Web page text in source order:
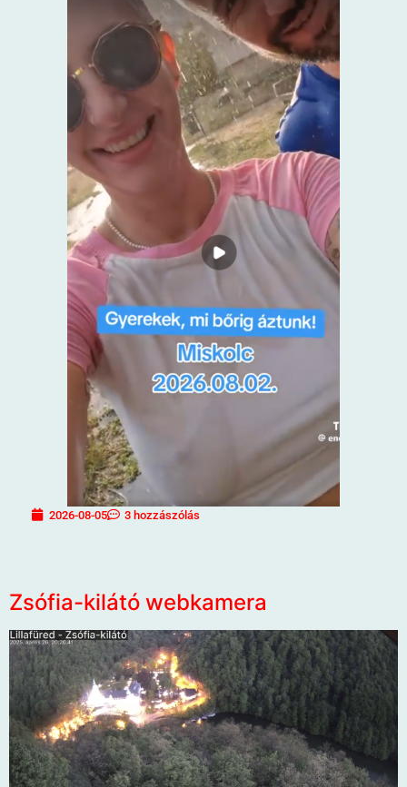
2026-08-05 3 hozzászólás
Zsófia-kilátó webkamera